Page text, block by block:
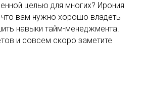
целью для многих? Ирония
вам нужно хорошо владеть
навыки тайм-менеджмента.
и совсем скоро заметите